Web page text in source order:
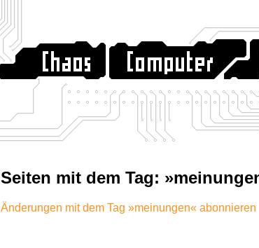
Seiten mit dem Tag:
Änderungen mit dem Tag »meinungen« abonnieren